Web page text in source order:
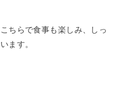
ちらで食事も楽しみ、しっ
ます。